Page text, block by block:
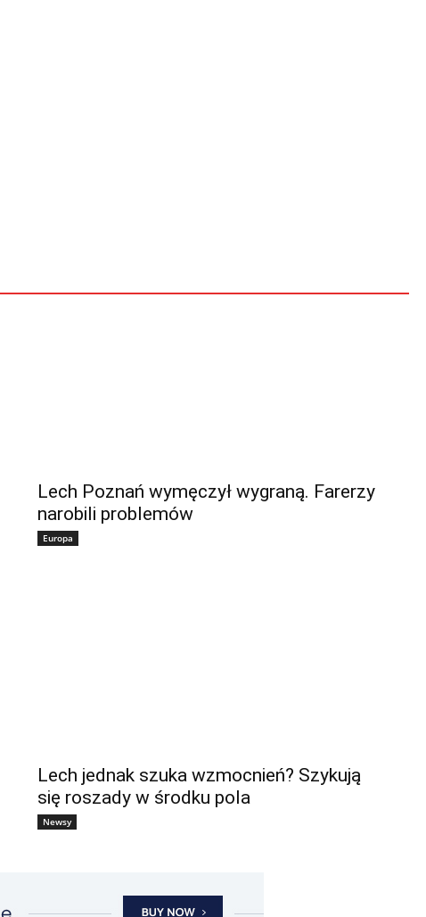
Lech Poznań wymęczył wygraną. Farerzy
narobili problemów
Europa
Lech jednak szuka wzmocnień? Szykują
się roszady w środku pola
Newsy